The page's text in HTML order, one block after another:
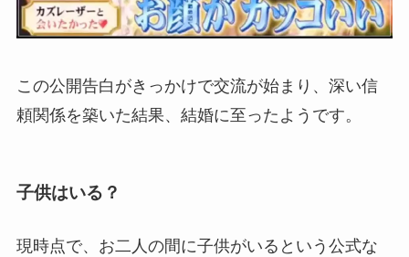
この公開告白がきっかけで交流が始まり、深い信
頼関係を築いた結果、結婚に至ったようです。
子供はいる？
現時点で、お二人の間に子供がいるという公式な